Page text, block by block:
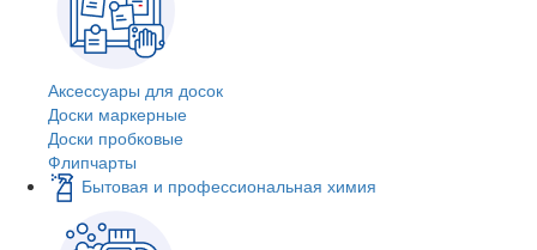
Аксессуары для досок
Доски маркерные
Доски пробковые
Флипчарты
Бытовая и профессиональная химия